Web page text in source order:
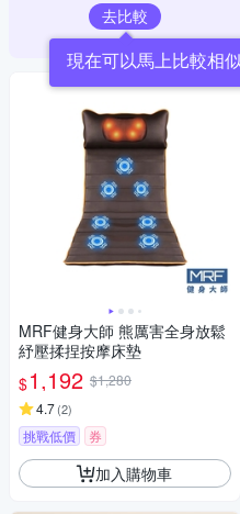
去比較
現在可以馬上比較相
MRF健身大師 熊厲害全身放鬆
紓壓揉捏按摩床墊
$1,192 $1,280
4.7(2)
挑戰低價 券
加入購物車